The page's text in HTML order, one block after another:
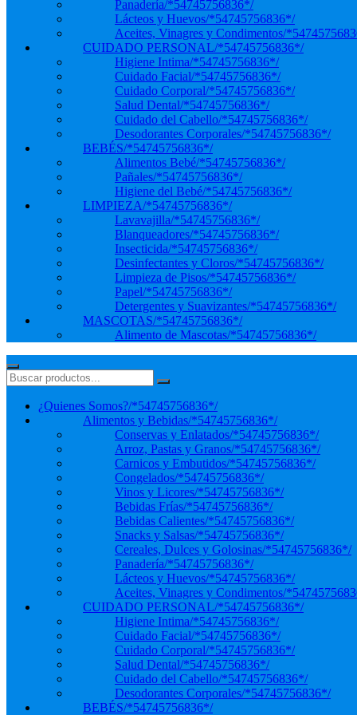
Panadería/*54745756836*/
Lácteos y Huevos/*54745756836*/
Aceites, Vinagres y Condimentos/
CUIDADO PERSONAL/*54745756836*/
Higiene Intima/*54745756836*/
Cuidado Facial/*54745756836*/
Cuidado Corporal/*54745756836*/
Salud Dental/*54745756836*/
Cuidado del Cabello/*54745756836*/
Desodorantes Corporales/*54745756836*/
BEBÉS/*54745756836*/
Alimentos Bebé/*54745756836*/
Pañales/*54745756836*/
Higiene del Bebé/*54745756836*/
LIMPIEZA/*54745756836*/
Lavavajilla/*54745756836*/
Blanqueadores/*54745756836*/
Insecticida/*54745756836*/
Desinfectantes y Cloros/*54745756836*/
Limpieza de Pisos/*54745756836*/
Papel/*54745756836*/
Detergentes y Suavizantes/*54745756836*/
MASCOTAS/*54745756836*/
Alimento de Mascotas/*54745756836*/
¿Quienes Somos?/*54745756836*/
Alimentos y Bebidas/*54745756836*/
Conservas y Enlatados/*54745756836*/
Arroz, Pastas y Granos/*54745756836*/
Carnicos y Embutidos/*54745756836*/
Congelados/*54745756836*/
Vinos y Licores/*54745756836*/
Bebidas Frías/*54745756836*/
Bebidas Calientes/*54745756836*/
Snacks y Salsas/*54745756836*/
Cereales, Dulces y Golosinas/*54745756836*/
Panadería/*54745756836*/
Lácteos y Huevos/*54745756836*/
Aceites, Vinagres y Condimentos/
CUIDADO PERSONAL/*54745756836*/
Higiene Intima/*54745756836*/
Cuidado Facial/*54745756836*/
Cuidado Corporal/*54745756836*/
Salud Dental/*54745756836*/
Cuidado del Cabello/*54745756836*/
Desodorantes Corporales/*54745756836*/
BEBÉS/*54745756836*/